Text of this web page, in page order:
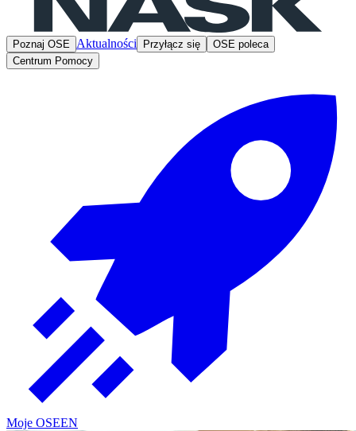
Poznaj OSE Aktualności Przyłącz się
OSE poleca
Centrum Pomocy
Moje OSEEN